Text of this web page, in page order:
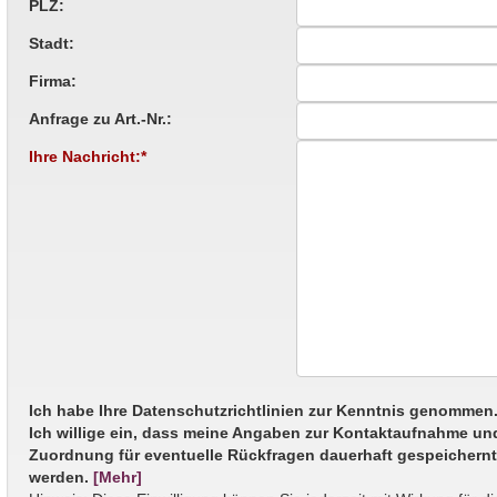
PLZ:
Stadt:
Firma:
Anfrage zu Art.-Nr.:
Ihre Nachricht:*
Ich habe Ihre Datenschutzrichtlinien zur Kenntnis genommen.
Ich willige ein, dass meine Angaben zur Kontaktaufnahme
Zuordnung für eventuelle Rückfragen dauerhaft gespeichernt
werden. [Mehr]